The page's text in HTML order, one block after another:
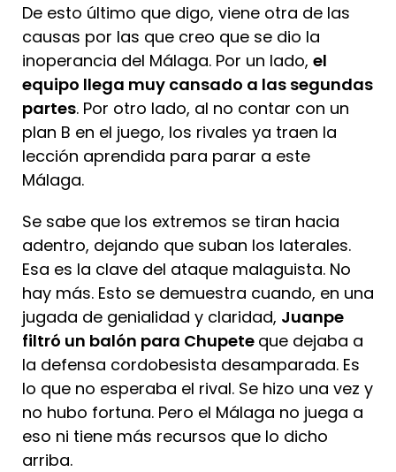
De esto último que digo, viene otra de las
causas por las que creo que se dio la
inoperancia del Málaga. Por un lado, el
equipo llega muy cansado a las segundas
partes. Por otro lado, al no contar con un
plan B en el juego, los rivales ya traen la
lección aprendida para parar a este
Málaga.
Se sabe que los extremos se tiran hacia
adentro, dejando que suban los laterales.
Esa es la clave del ataque malaguista. No
hay más. Esto se demuestra cuando, en una
jugada de genialidad y claridad, Juanpe
filtró un balón para Chupete que dejaba a
la defensa cordobesista desamparada. Es
lo que no esperaba el rival. Se hizo una vez y
no hubo fortuna. Pero el Málaga no juega a
eso ni tiene más recursos que lo dicho
arriba.